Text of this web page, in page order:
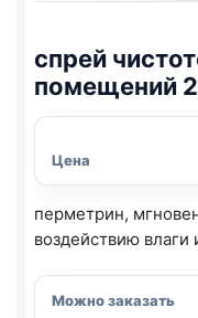
спрей
помещений
Цена
перметрин,
воздействию влаги
Можно заказать